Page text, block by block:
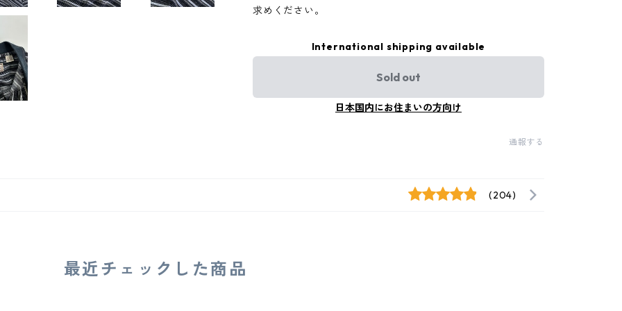
求めください。
International shipping available
Sold out
日本国内にお住まいの方向け
通報する
(204)
最近チェックした商品